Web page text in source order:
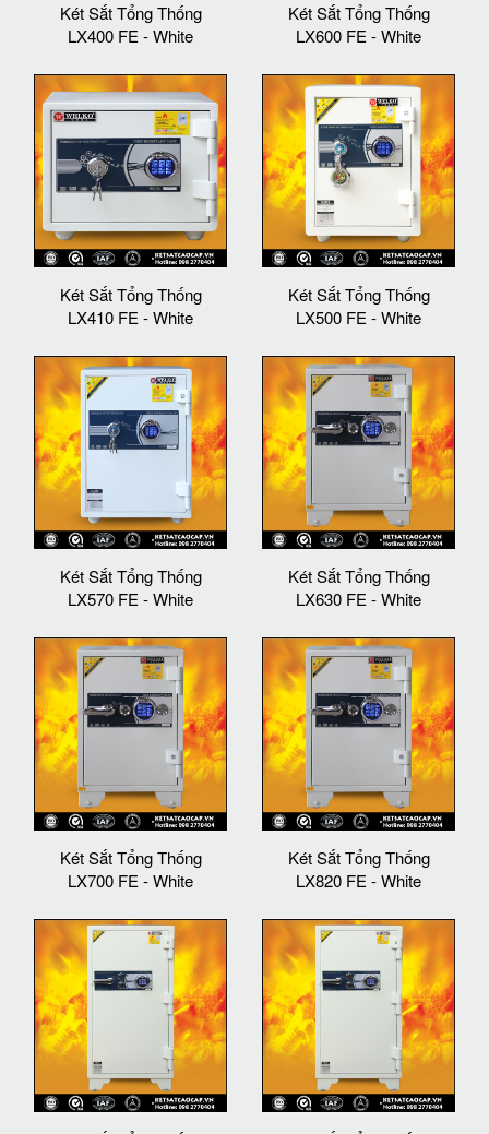
Két Sắt Tổng Thống
LX400 FE - White
Két Sắt Tổng Thống
LX600 FE - White
Két Sắt Tổng Thống
LX410 FE - White
Két Sắt Tổng Thống
LX500 FE - White
Két Sắt Tổng Thống
LX570 FE - White
Két Sắt Tổng Thống
LX630 FE - White
Két Sắt Tổng Thống
LX700 FE - White
Két Sắt Tổng Thống
LX820 FE - White